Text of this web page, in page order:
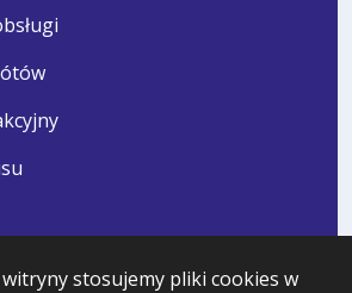
stosujemy pliki cookies w